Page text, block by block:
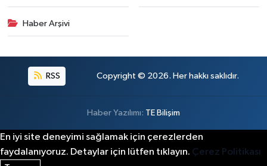
Haber Arşivi
RSS Copyright © 2026. Her hakkı saklıdır.
Haber Yazılımı: TE Bilişim
En iyi site deneyimi sağlamak için çerezlerden
faydalanıyoruz. Detaylar için lütfen tıklayın. Çerez Politikası